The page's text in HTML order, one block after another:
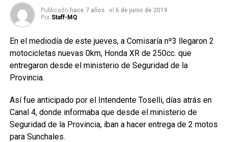
Publicado hace 7 años el 6 de junio de 2019
Por Staff-MQ
En el mediodía de este jueves, a Comisaría nº3 llegaron 2
motocicletas nuevas 0km, Honda XR de 250cc. que
entregaron desde el ministerio de Seguridad de la
Provincia.
Así fue anticipado por el Intendente Toselli, días atrás en
Canal 4, donde informaba que desde el ministerio de
Seguridad de la Provincia, iban a hacer entrega de 2 motos
para Sunchales.